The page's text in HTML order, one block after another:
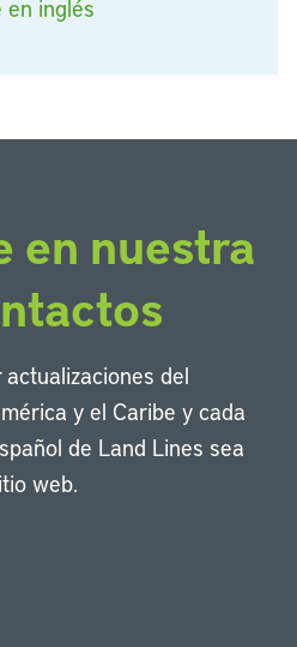
en inglés
en nuestra
del
y el Caribe y cada
de Land Lines sea
web.